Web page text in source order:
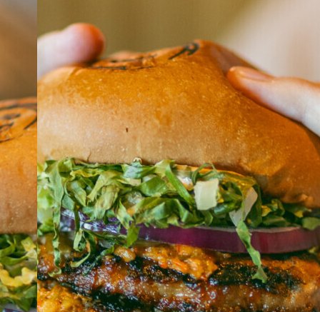
EMPLOIS EN ÉPICERIE BOUTIQUE
TRAITEUR ÉVÉNEMENTIEL NOUS JOINDRE
DONNER VOTRE OPINION